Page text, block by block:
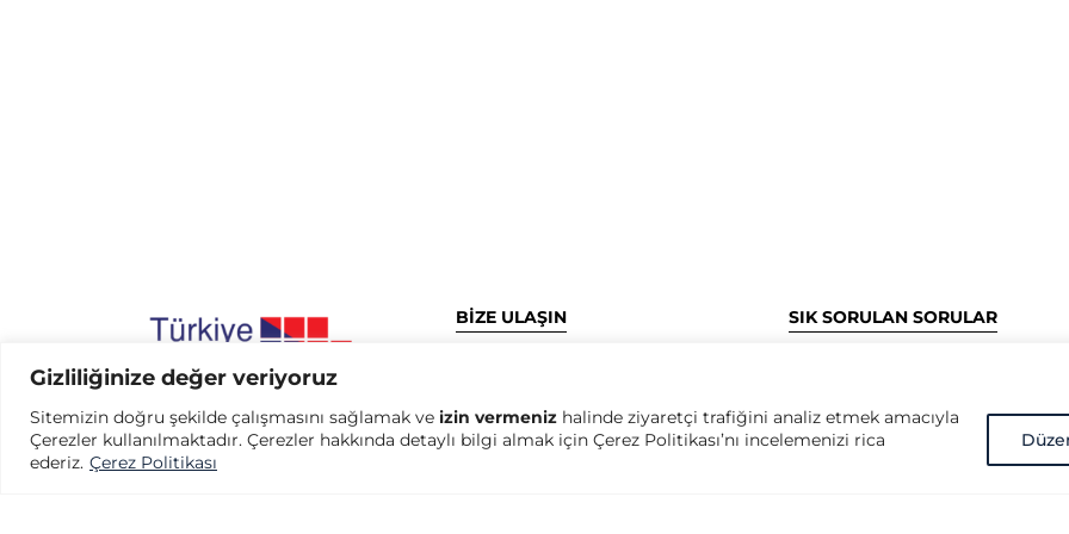
Gizliliğinize değer veriyoruz
Sitemizin doğru şekilde çalışmasını sağlamak ve izin vermeniz halinde ziyaretçi trafiğini analiz etmek amacıyla
Çerezler kullanılmaktadır. Çerezler hakkında detaylı bilgi almak için Çerez Politikası’nı incelemenizi rica
ederiz. Çerez Politikası
BİZE ULAŞIN
Google haritalarda göster
SIK SORULAN SORULAR
Kurumsal Yönetim konusunda
öncü kuruluşlar hangileridir?
SPK Kurumsal Yönetim İlkeleri